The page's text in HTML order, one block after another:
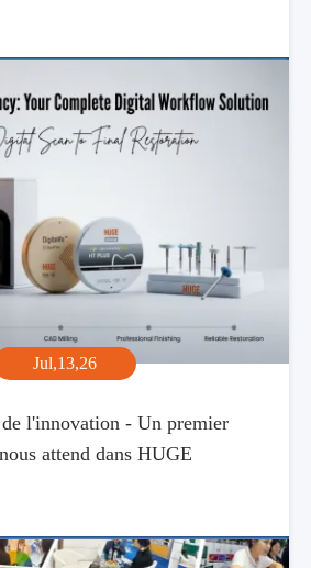
Jul,13,26
l'innovation - Un premier
attend dans HUGE